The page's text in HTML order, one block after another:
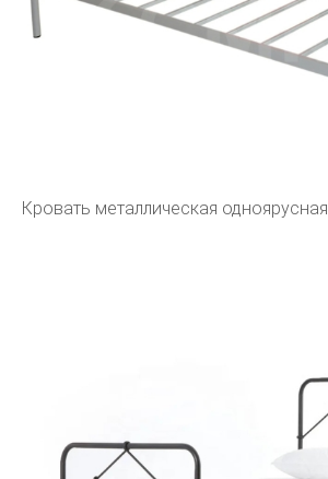
Кровать металлическая одноярусная